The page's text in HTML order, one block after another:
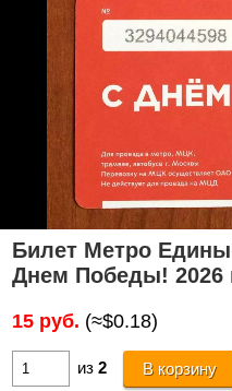
Билет Метро
Днем Победы! 2026
15 руб. (≈$0.18)
из 2 В корзину